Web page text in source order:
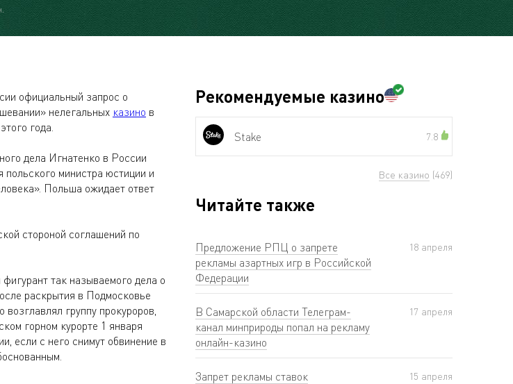
официальный запрос о
нелегальных казино в
года.
дела Игнатенко в России
министра юстиции и
Польша ожидает ответ
стороной соглашений по
так называемого дела о
раскрытия в Подмосковье
группу прокуроров,
горном курорте 1 января
если с него снимут обвинение в
Рекомендуемые казино
Stake 7.8
Все казино (469)
Читайте также
Предложение РПЦ о запрете
рекламы азартных игр в Российской
Федерации
18 апреля
В Самарской области Телеграм-
канал минприроды попал на рекламу
онлайн-казино
17 апреля
Запрет рекламы ставок
15 апреля